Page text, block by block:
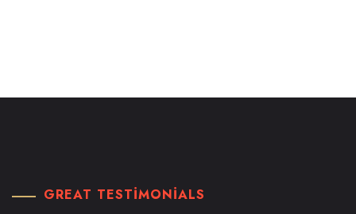
GREAT TESTIMONIALS